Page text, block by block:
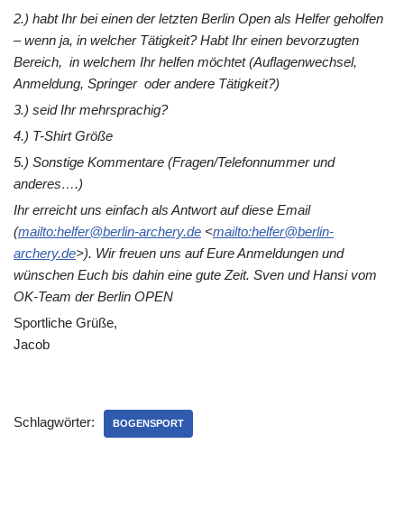
2.) habt Ihr bei einen der letzten Berlin Open als Helfer geholfen
– wenn ja, in welcher Tätigkeit? Habt Ihr einen bevorzugten
Bereich, in welchem Ihr helfen möchtet (Auflagenwechsel,
Anmeldung, Springer oder andere Tätigkeit?)
3.) seid Ihr mehrsprachig?
4.) T-Shirt Größe
5.) Sonstige Kommentare (Fragen/Telefonnummer und
anderes….)
Ihr erreicht uns einfach als Antwort auf diese Email
(mailto:helfer@berlin-archery.de <mailto:helfer@berlin-
archery.de>). Wir freuen uns auf Eure Anmeldungen und
wünschen Euch bis dahin eine gute Zeit. Sven und Hansi vom
OK-Team der Berlin OPEN
Sportliche Grüße,
Jacob
Schlagwörter: BOGENSPORT